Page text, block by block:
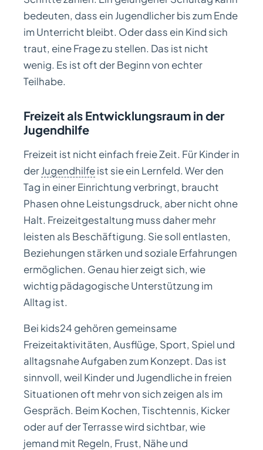
bedeuten, dass ein Jugendlicher bis zum Ende
im Unterricht bleibt. Oder dass ein Kind sich
traut, eine Frage zu stellen. Das ist nicht
wenig. Es ist oft der Beginn von echter
Teilhabe.
Freizeit als Entwicklungsraum in der
Jugendhilfe
Freizeit ist nicht einfach freie Zeit. Für Kinder in
derJugendhilfeist sie ein Lernfeld. Wer den
Tag in einer Einrichtung verbringt, braucht
Phasen ohne Leistungsdruck, aber nicht ohne
Halt. Freizeitgestaltung muss daher mehr
leisten als Beschäftigung. Sie soll entlasten,
Beziehungen stärken und soziale Erfahrungen
ermöglichen. Genau hier zeigt sich, wie
wichtig pädagogische Unterstützung im
Alltag ist.
Bei kids24 gehören gemeinsame
Freizeitaktivitäten, Ausflüge, Sport, Spiel und
alltagsnahe Aufgaben zum Konzept. Das ist
sinnvoll, weil Kinder und Jugendliche in freien
Situationen oft mehr von sich zeigen als im
Gespräch. Beim Kochen, Tischtennis, Kicker
oder auf der Terrasse wird sichtbar, wie
jemand mit Regeln, Frust, Nähe und